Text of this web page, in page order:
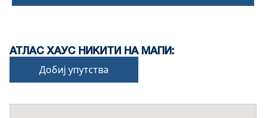
АТЛАС ХАУС НИКИТИ НА МАПИ:
Добиј упутства